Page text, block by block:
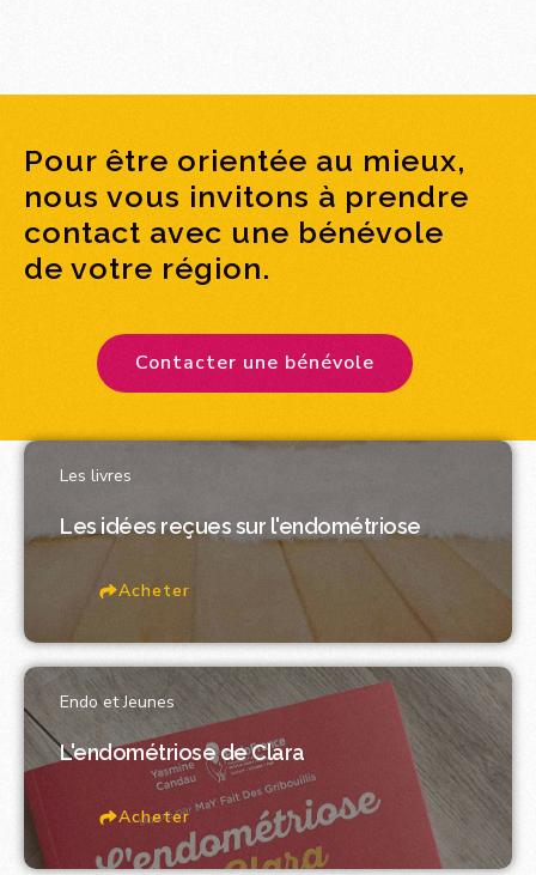
Pour être orientée au mieux,
nous vous invitons à prendre
contact avec une bénévole
de votre région.
Contacter une bénévole
Les livres
Les idées reçues sur l'endométriose
Acheter
Endo et Jeunes
L'endométriose de Clara
Acheter